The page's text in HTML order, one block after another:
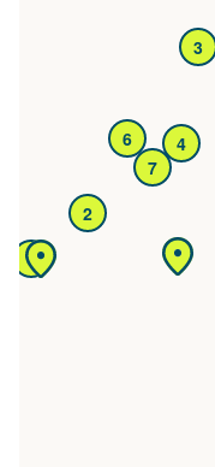
3
2
6
6
7
4